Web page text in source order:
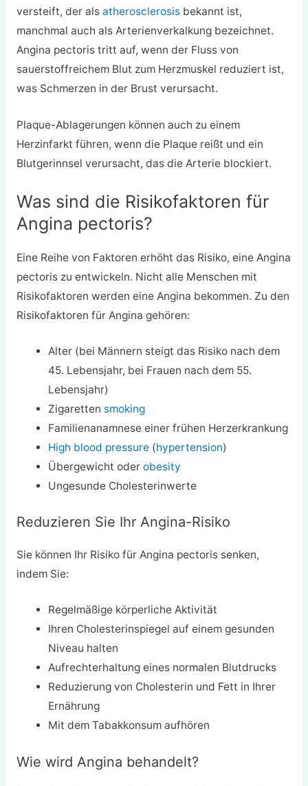
versteift, der als atherosclerosisbekannt ist,
manchmal auch als Arterienverkalkung bezeichnet.
Angina pectoris tritt auf, wenn der Fluss von
sauerstoffreichem Blut zum Herzmuskel reduziert ist,
was Schmerzen in der Brust verursacht.
Plaque-Ablagerungen können auch zu einem
Herzinfarkt führen, wenn die Plaque reißt und ein
Blutgerinnsel verursacht, das die Arterie blockiert.
Was sind die Risikofaktoren für
Angina pectoris?
Eine Reihe von Faktoren erhöht das Risiko, eine Angina
pectoris zu entwickeln. Nicht alle Menschen mit
Risikofaktoren werden eine Angina bekommen. Zu den
Risikofaktoren für Angina gehören:
Alter (bei Männern steigt das Risiko nach dem
45. Lebensjahr, bei Frauen nach dem 55.
Lebensjahr)
Zigaretten smoking
Familienanamnese einer frühen Herzerkrankung
High blood pressure (hypertension)
Übergewicht oderobesity
Ungesunde Cholesterinwerte
Reduzieren Sie Ihr Angina-Risiko
Sie können Ihr Risiko für Angina pectoris senken,
indem Sie:
Regelmäßige körperliche Aktivität
Ihren Cholesterinspiegel auf einem gesunden
Niveau halten
Aufrechterhaltung eines normalen Blutdrucks
Reduzierung von Cholesterin und Fett in Ihrer
Ernährung
Mit dem Tabakkonsum aufhören
Wie wird Angina behandelt?